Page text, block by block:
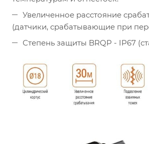
Увеличенное расстояние
(датчики, срабатывающие при
Степень защиты BRQP - IP67